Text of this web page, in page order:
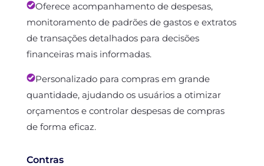
Oferece acompanhamento de despesas,
monitoramento de padrões de gastos e extratos
de transações detalhados para decisões
financeiras mais informadas.
Personalizado para compras em grande
quantidade, ajudando os usuários a otimizar
orçamentos e controlar despesas de compras
de forma eficaz.
Contras